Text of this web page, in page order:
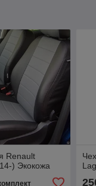
Renault
) Экокожа